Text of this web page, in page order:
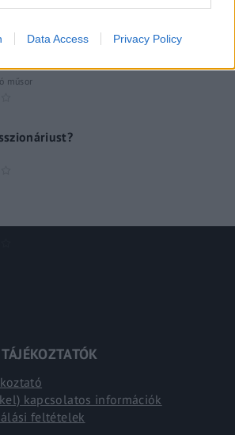
Data Access Privacy Policy
műsor
kapcsolatos információk
feltételek